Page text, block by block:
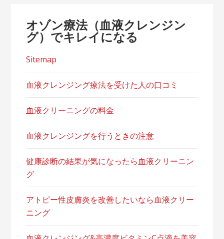
オゾン療法（血液クレンジン
グ）でキレイになる
Sitemap
血液クレンジング療法を受けた人の口コミ
血液クリーニングの料金
血液クレンジングを行うときの注意
健康診断の結果が気になったら血液クリーニン
グ
アトピー性皮膚炎を改善したいなら血液クリー
ニング